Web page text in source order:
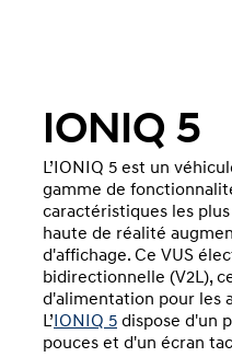
IONIQ 5
L’IONIQ 5 est un
gamme de
caractéristiques les
haute de réalité
d'affichage. Ce VUS
bidirectionnelle (V2L),
d'alimentation pour les
L’IONIQ 5 dispose d'un
pouces et d'un écran